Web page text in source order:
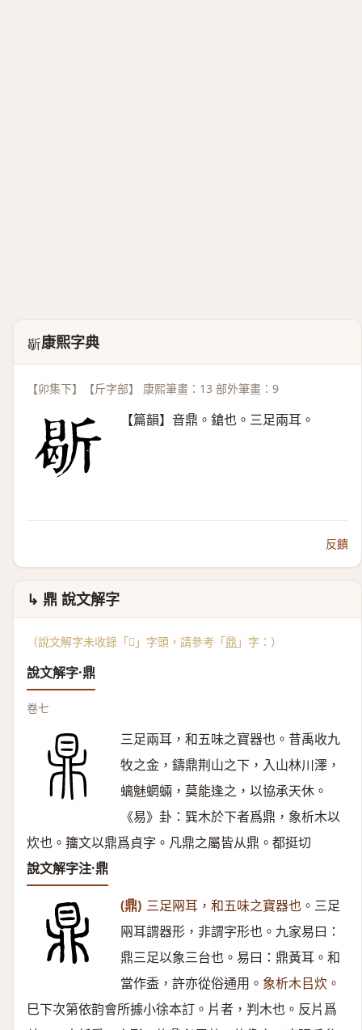
𣂰 康熙字典
【卯集下】【斤字部】 康熙筆畫：13 部外筆畫：9
【篇韻】音鼎。鎗也。三足兩耳。
反饋
↳ 鼎 說文解字
（說文解字未收錄「𣂰」字頭，請參考「鼎 」字：）
說文解字·鼎
卷七
三足兩耳，和五味之寶器也。昔禹收九
牧之金，鑄鼎荆山之下，入山林川澤，
螭魅蝄蜽，莫能逢之，以協承天休。
《易》卦：巽木於下者爲鼎，象析木以
炊也。籒文以鼎爲貞字。凡鼎之屬皆从鼎。都挺切
說文解字注·鼎
(鼎) 三足㒳耳，和五味之寶器也。 三足
㒳耳謂器形，非謂字形也。九家易曰：
鼎三足以象三台也。易曰：鼎黃耳。和
當作盉，許亦從俗通用。 象析木㠯炊。
巳下次第依韵會所據小徐本訂。片者，判木也。反片爲